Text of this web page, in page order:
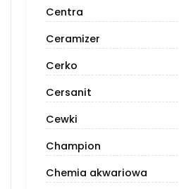
Centra
Ceramizer
Cerko
Cersanit
Cewki
Champion
Chemia akwariowa